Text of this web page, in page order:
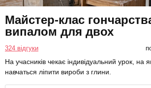
Майстер-клас
випалом для двох
324 відгуки
На учасників чекає індивідуальний урок, на
навчаться ліпити вироби з глини.